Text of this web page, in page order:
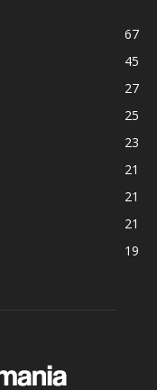
67
45
27
25
23
21
21
21
19